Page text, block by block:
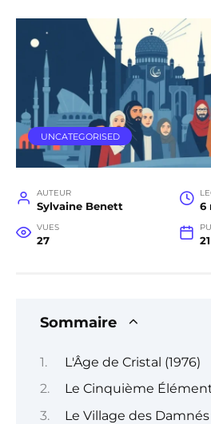
UNCATEGORISED
AUTEUR
Sylvaine Benett 6
VUES
27
Sommaire
L'Âge de Cristal (1976)
Le Cinquième Élément
Le Village des Damnés